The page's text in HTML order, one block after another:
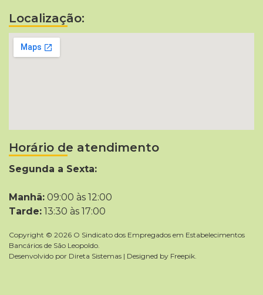
Localização:
Horário de atendimento
Segunda a Sexta:
Manhã: 09:00 às 12:00
Tarde: 13:30 às 17:00
Copyright © 2026 O Sindicato dos Empregados em Estabelecimentos
Bancários de São Leopoldo.
Desenvolvido por Direta Sistemas | Designed by Freepik